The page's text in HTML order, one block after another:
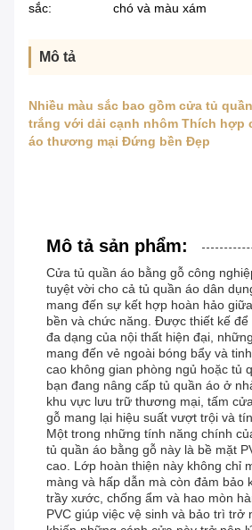
sắc:
chó và màu xám
Mô tả
Nhiều màu sắc bao gồm cửa tủ
trắng với dải cạnh nhôm Thích hợp
áo thương mại Đứng bền Đẹp
Mô tả sản phẩm:
Cửa tủ quần áo bằng gỗ công
tuyệt vời cho cả tủ quần áo dân
mang đến sự kết hợp hoàn hảo
bền và chức năng. Được thiết kế để
đa dạng của nội thất hiện đại,
mang đến vẻ ngoài bóng bẩy và
cao không gian phòng ngủ hoặc tủ
bạn đang nâng cấp tủ quần áo ở
khu vực lưu trữ thương mại, tấm
gỗ mang lại hiệu suất vượt trội và
Một trong những tính năng chính
tủ quần áo bằng gỗ này là bề mặt
cao. Lớp hoàn thiện này không chỉ
màng và hấp dẫn mà còn đảm bảo
trầy xước, chống ẩm và hao mòn
PVC giúp việc vệ sinh và bảo trì trở